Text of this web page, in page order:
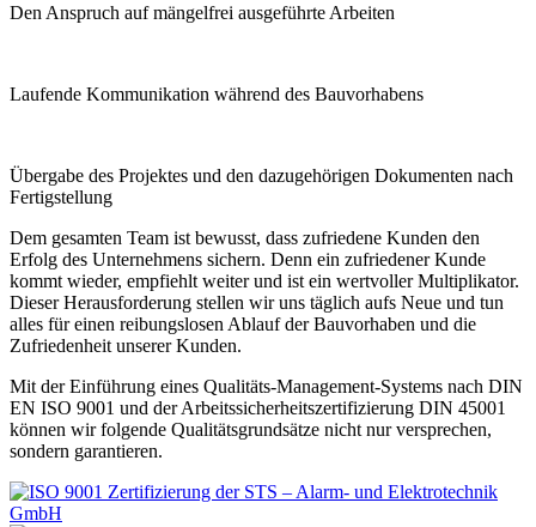
Den Anspruch auf mängelfrei ausgeführte Arbeiten
Laufende Kommunikation während des Bauvorhabens
Übergabe des Projektes und den dazugehörigen Dokumenten nach
Fertigstellung
Dem gesamten Team ist bewusst, dass zufriedene Kunden den
Erfolg des Unternehmens sichern. Denn ein zufriedener Kunde
kommt wieder, empfiehlt weiter und ist ein wertvoller Multiplikator.
Dieser Herausforderung stellen wir uns täglich aufs Neue und tun
alles für einen reibungslosen Ablauf der Bauvorhaben und die
Zufriedenheit unserer Kunden.
Mit der Einführung eines Qualitäts-Management-Systems nach DIN
EN ISO 9001 und der Arbeitssicherheitszertifizierung DIN 45001
können wir folgende Qualitätsgrundsätze nicht nur versprechen,
sondern garantieren.